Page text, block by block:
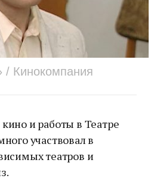
Кинокомпания
и работы в Театре
участвовал в
театров и